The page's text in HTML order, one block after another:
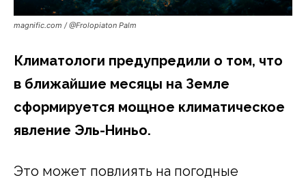
magnific.com / @Frolopiaton Palm
Климатологи предупредили о том, что
в ближайшие месяцы на Земле
сформируется мощное климатическое
явление Эль-Ниньо.
Это может повлиять на погодные